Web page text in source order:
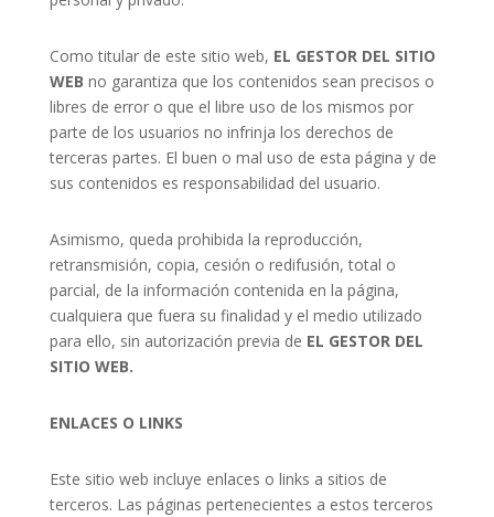
Como titular de este sitio web, EL GESTOR DEL SITIO
WEB no garantiza que los contenidos sean precisos o
libres de error o que el libre uso de los mismos por
parte de los usuarios no infrinja los derechos de
terceras partes. El buen o mal uso de esta página y de
sus contenidos es responsabilidad del usuario.
Asimismo, queda prohibida la reproducción,
retransmisión, copia, cesión o redifusión, total o
parcial, de la información contenida en la página,
cualquiera que fuera su finalidad y el medio utilizado
para ello, sin autorización previa de EL GESTOR DEL
SITIO WEB.
ENLACES O LINKS
Este sitio web incluye enlaces o links a sitios de
terceros. Las páginas pertenecientes a estos terceros